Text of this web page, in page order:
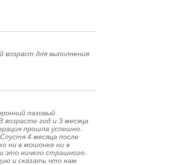
для выполнения
паховый
возрасте год и 3 месяца
прошла успешно.
4 месяца после
ни в мошонке ни в
это ничего страшного.
и сказать что нам